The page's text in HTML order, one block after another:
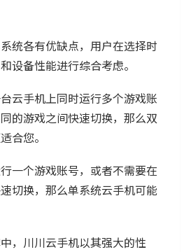
统各有优缺点，用户在选择时
设备性能进行综合考虑。
云手机上同时运行多个游戏账
的游戏之间快速切换，那么双
合您。
一个游戏账号，或者不需要在
切换，那么单系统云手机可能
，川川云手机以其强大的性